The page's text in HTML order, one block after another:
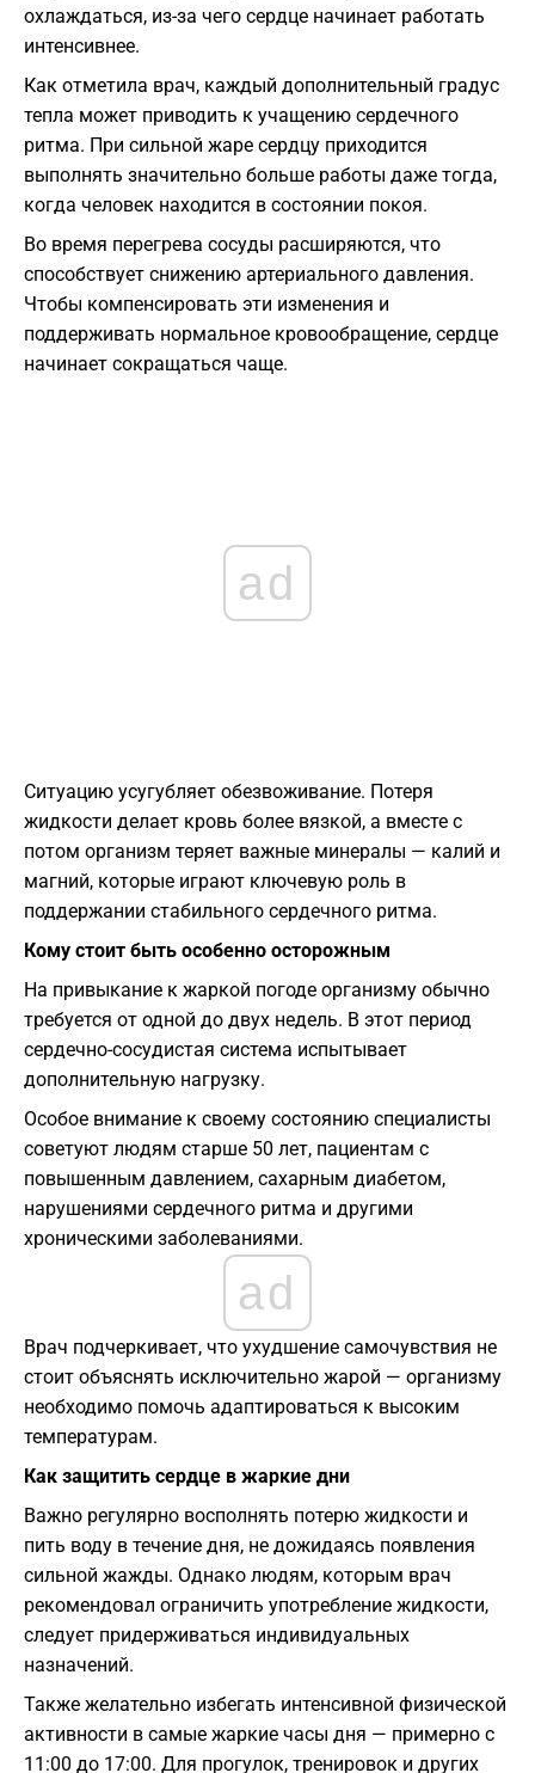
охлаждаться, из-за чего сердце начинает работать
интенсивнее.
Как отметила врач, каждый дополнительный градус
тепла может приводить к учащению сердечного
ритма. При сильной жаре сердцу приходится
выполнять значительно больше работы даже тогда,
когда человек находится в состоянии покоя.
Во время перегрева сосуды расширяются, что
способствует снижению артериального давления.
Чтобы компенсировать эти изменения и
поддерживать нормальное кровообращение, сердце
начинает сокращаться чаще.
ad
Ситуацию усугубляет обезвоживание. Потеря
жидкости делает кровь более вязкой, а вместе с
потом организм теряет важные минералы — калий и
магний, которые играют ключевую роль в
поддержании стабильного сердечного ритма.
Кому стоит быть особенно осторожным
На привыкание к жаркой погоде организму обычно
требуется от одной до двух недель. В этот период
сердечно-сосудистая система испытывает
дополнительную нагрузку.
Особое внимание к своему состоянию специалисты
советуют людям старше 50 лет, пациентам с
повышенным давлением, сахарным диабетом,
нарушениями сердечного ритма и другими
хроническими заболеваниями.
ad
Врач подчеркивает, что ухудшение самочувствия не
стоит объяснять исключительно жарой — организму
необходимо помочь адаптироваться к высоким
температурам.
Как защитить сердце в жаркие дни
Важно регулярно восполнять потерю жидкости и
пить воду в течение дня, не дожидаясь появления
сильной жажды. Однако людям, которым врач
рекомендовал ограничить употребление жидкости,
следует придерживаться индивидуальных
назначений.
Также желательно избегать интенсивной физической
активности в самые жаркие часы дня — примерно с
11:00 до 17:00. Для прогулок, тренировок и других